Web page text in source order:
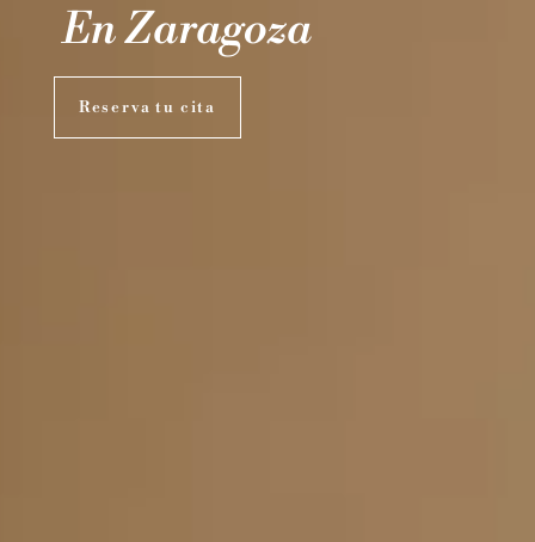
En Zaragoza
Reserva tu cita